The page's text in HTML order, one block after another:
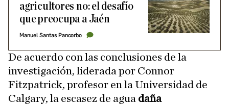
agricultores no: el desafío
que preocupa a Jaén
Manuel Santas Pancorbo
De acuerdo con las conclusiones de la
investigación, liderada por Connor
Fitzpatrick, profesor en la Universidad de
Calgary, la escasez de agua daña